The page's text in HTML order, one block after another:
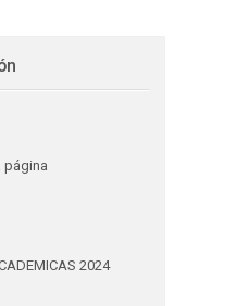
página
2024